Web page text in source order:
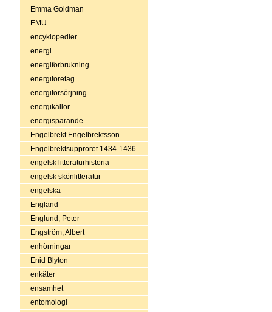
Emma Goldman
EMU
encyklopedier
energi
energiförbrukning
energiföretag
energiförsörjning
energikällor
energisparande
Engelbrekt Engelbrektsson
Engelbrektsupproret 1434-1436
engelsk litteraturhistoria
engelsk skönlitteratur
engelska
England
Englund, Peter
Engström, Albert
enhörningar
Enid Blyton
enkäter
ensamhet
entomologi